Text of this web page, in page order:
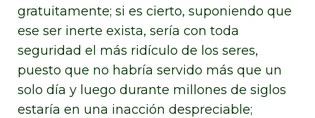
gratuitamente; si es cierto, suponiendo que
ese ser inerte exista, sería con toda
seguridad el más ridículo de los seres,
puesto que no habría servido más que un
solo día y luego durante millones de siglos
estaría en una inacción despreciable;